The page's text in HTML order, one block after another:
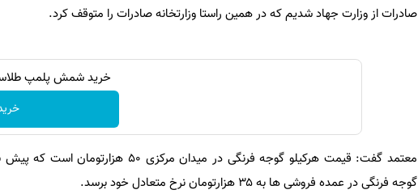
صادرات از وزارت جهاد شدیم که در همین راستا وزارتخانه صادرات را متوقف کرد.
خرید شمش پلمپ طلاسی، از ۰.۵ گرم
معتمد گفت: قیمت هرکیلو گوجه فرنگی در
گوجه فرنگی در عمده فروشی ها به ۳۵ هزارتومان نرخ متعادل خود برسد.